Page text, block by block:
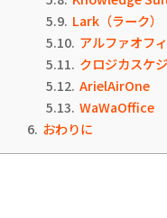
5.9 Lark（ラーク）
5.10 アルファオフ
5.11 クロジカスケ
5.12 ArielAirOne
5.13 WaWaOffice
6 おわりに